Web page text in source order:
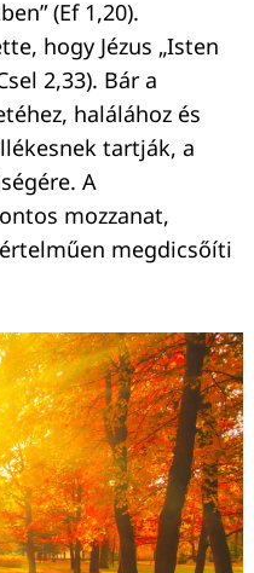
(Ef 1,20).
hogy Jézus „Isten
2,33). Bár a
halálához és
tartják, a
A
mozzanat,
megdicsőíti